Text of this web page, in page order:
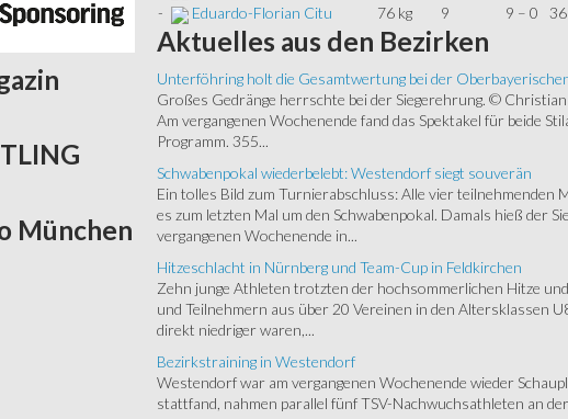
-
Eduardo-Florian Citu 76 kg 9 9 – 0 36
Aktuelles aus den Bezirken
Unterföhring holt die Gesamtwertung bei der
Großes Gedränge herrschte bei der Siegerehrung. ©
Am vergangenen Wochenende fand das Spektakel für beide
Programm. 355...
Schwabenpokal wiederbelebt: Westendorf siegt souverän
Ein tolles Bild zum Turnierabschluss: Alle vier
es zum letzten Mal um den Schwabenpokal. Damals hieß der
vergangenen Wochenende in...
Hitzeschlacht in Nürnberg und Team-Cup in Feldkirchen
Zehn junge Athleten trotzten der hochsommerlichen Hitze
und Teilnehmern aus über 20 Vereinen in den Altersklassen
direkt niedriger waren,...
Bezirkstraining in Westendorf
Westendorf war am vergangenen Wochenende wieder
stattfand, nahmen parallel fünf TSV-Nachwuchsathleten an
München